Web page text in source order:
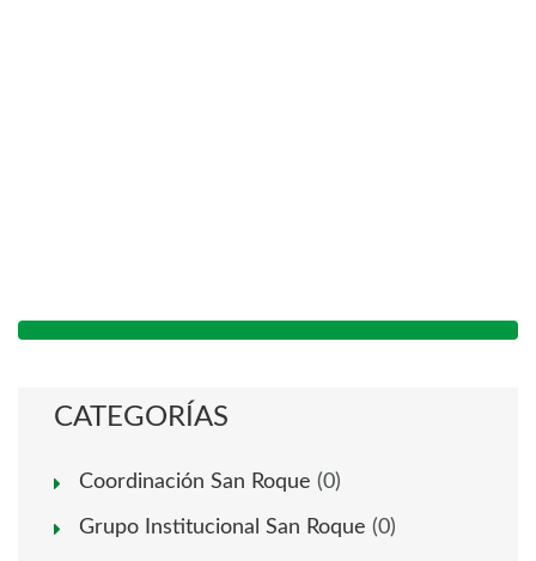
CATEGORÍAS
Coordinación San Roque (0)
Grupo Institucional San Roque (0)